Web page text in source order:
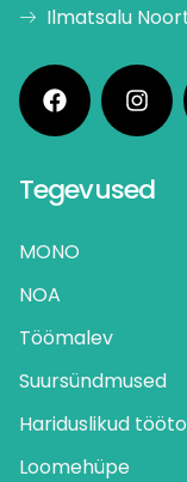
Ilmatsalu
Tegevused
MONO
NOA
Töömalev
Suursündmused
Hariduslikud
Loomehüpe